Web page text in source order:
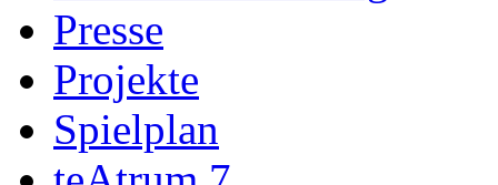
Presse
Projekte
Spielplan